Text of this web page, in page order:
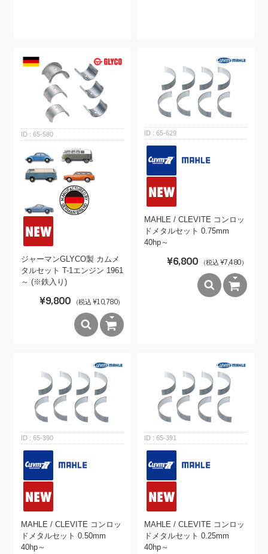
65-580
ジャーマンGLYCO製 カムメ
タルセット T-1エンジン 1961
～ (※鉄入り)
¥9,800 （税込 ¥10,780）
65-629
MAHLE / CLEVITE コンロッ
ドメタルセット 0.75mm
40hp～
¥6,800 （税込 ¥7,480）
65-390
MAHLE / CLEVITE コンロッ
ドメタルセット 0.50mm
40hp～
65-391
MAHLE / CLEVITE コンロッ
ドメタルセット 0.25mm
40hp～